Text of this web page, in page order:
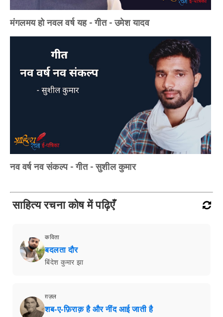
मंगलमय हो नवल वर्ष यह - गीत - उमेश यादव
नव वर्ष नव संकल्प - गीत - सुशील कुमार
साहित्य रचना कोष में पढ़िएँ
कविता
बदलता दौर
बिंदेश कुमार झा
ग़ज़ल
शब-ए-फ़िराक़ है और नींद आई जाती है